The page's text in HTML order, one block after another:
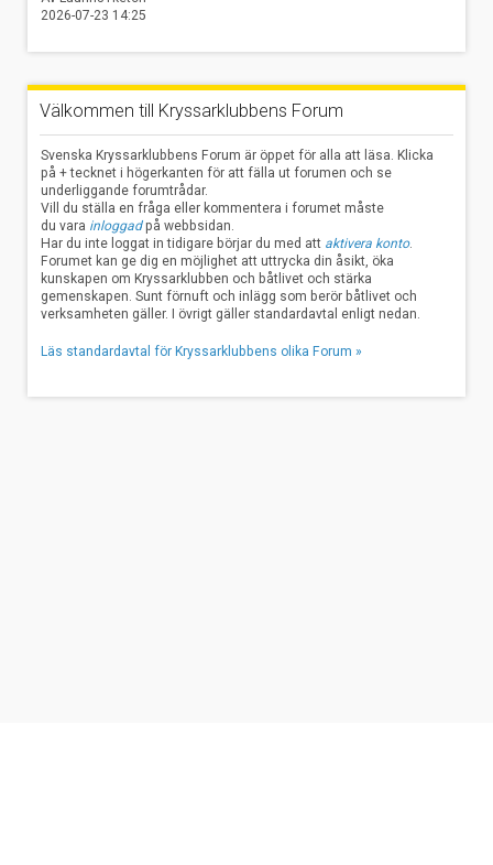
2026-07-23 14:25
Välkommen till Kryssarklubbens Forum
Svenska Kryssarklubbens Forum är öppet för alla att läsa. Klicka
på + tecknet i högerkanten för att fälla ut forumen och se
underliggande forumtrådar.
Vill du ställa en fråga eller kommentera i forumet måste
du vara inloggadpå webbsidan.
Har du inte loggat in tidigare börjar du med att aktivera konto.
Forumet kan ge dig en möjlighet att uttrycka din åsikt, öka
kunskapen om Kryssarklubben och båtlivet och stärka
gemenskapen. Sunt förnuft och inlägg som berör båtlivet och
verksamheten gäller. I övrigt gäller standardavtal enligt nedan.
Läs standardavtal för Kryssarklubbens olika Forum »